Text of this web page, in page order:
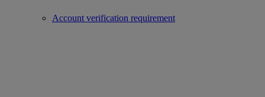
Account verification requirement